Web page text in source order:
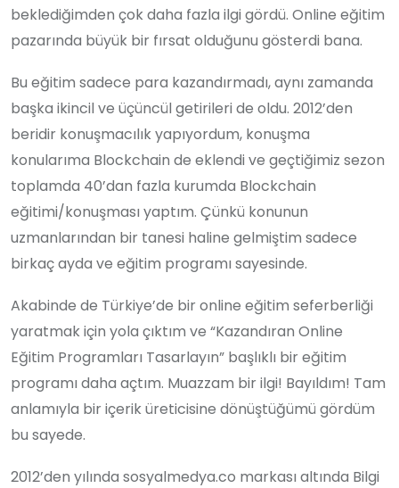
beklediğimden çok daha fazla ilgi gördü. Online eğitim
pazarında büyük bir fırsat olduğunu gösterdi bana.
Bu eğitim sadece para kazandırmadı, aynı zamanda
başka ikincil ve üçüncül getirileri de oldu. 2012’den
beridir konuşmacılık yapıyordum, konuşma
konularıma Blockchain de eklendi ve geçtiğimiz sezon
toplamda 40’dan fazla kurumda Blockchain
eğitimi/konuşması yaptım. Çünkü konunun
uzmanlarından bir tanesi haline gelmiştim sadece
birkaç ayda ve eğitim programı sayesinde.
Akabinde de Türkiye’de bir online eğitim seferberliği
yaratmak için yola çıktım ve “Kazandıran Online
Eğitim Programları Tasarlayın” başlıklı bir eğitim
programı daha açtım. Muazzam bir ilgi! Bayıldım! Tam
anlamıyla bir içerik üreticisine dönüştüğümü gördüm
bu sayede.
2012’den yılında sosyalmedya.co markası altında Bilgi